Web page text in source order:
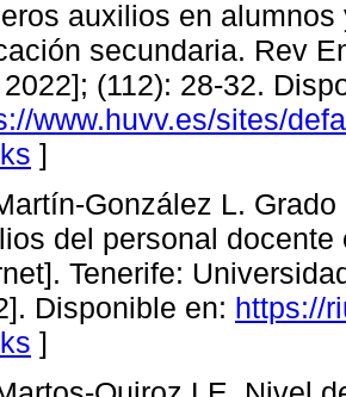
auxilios en
secundaria. Rev
(112): 28-32.
www.huvv.es/sites/
]
González L.
del personal
Tenerife:
Disponible en: https://
]